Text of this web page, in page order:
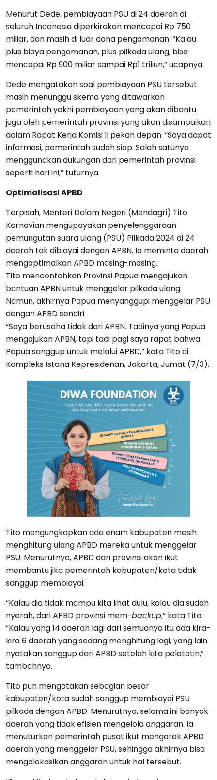
Menurut Dede, pembiayaan PSU di 24 daerah di
seluruh Indonesia diperkirakan mencapai Rp 750
miliar, dan masih di luar dana pengamanan. “Kalau
plus biaya pengamanan, plus pilkada ulang, bisa
mencapai Rp 900 miliar sampai Rp1 triliun,” ucapnya.
Dede mengatakan soal pembiayaan PSU tersebut
masih menunggu skema yang ditawarkan
pemerintah yakni pembiayaan yang akan dibantu
juga oleh pemerintah provinsi yang akan disampaikan
dalam Rapat Kerja Komisi II pekan depan. “Saya dapat
informasi, pemerintah sudah siap. Salah satunya
menggunakan dukungan dari pemerintah provinsi
seperti hari ini,” tuturnya.
Optimalisasi APBD
Terpisah, Menteri Dalam Negeri (Mendagri) Tito
Karnavian mengupayakan penyelenggaraan
pemungutan suara ulang (PSU) Pilkada 2024 di 24
daerah tak dibiayai dengan APBN. Ia meminta daerah
mengoptimalkan APBD masing-masing.
Tito mencontohkan Provinsi Papua mengajukan
bantuan APBN untuk menggelar pilkada ulang.
Namun, akhirnya Papua menyanggupi menggelar PSU
dengan APBD sendiri.
“Saya berusaha tidak dari APBN. Tadinya yang Papua
mengajukan APBN, tapi tadi pagi saya rapat bahwa
Papua sanggup untuk melalui APBD,” kata Tito di
Kompleks Istana Kepresidenan, Jakarta, Jumat (7/3).
Tito mengungkapkan ada enam kabupaten masih
menghitung ulang APBD mereka untuk menggelar
PSU. Menurutnya, APBD dari provinsi akan ikut
membantu jika pemerintah kabupaten/kota tidak
sanggup membiayai.
“Kalau dia tidak mampu kita lihat dulu, kalau dia sudah
nyerah, dari APBD provinsi mem-backup,” kata Tito.
“Kalau yang 14 daerah lagi dari semuanya itu ada kira-
kira 6 daerah yang sedang menghitung lagi, yang lain
nyatakan sanggup dari APBD setelah kita pelototin,”
tambahnya.
Tito pun mengatakan sebagian besar
kabupaten/kota sudah sanggup membiayai PSU
pilkada dengan APBD. Menurutnya, selama ini banyak
daerah yang tidak efisien mengelola anggaran. Ia
menuturkan pemerintah pusat ikut mengorek APBD
daerah yang menggelar PSU, sehingga akhirnya bisa
mengalokasikan anggaran untuk hal tersebut.